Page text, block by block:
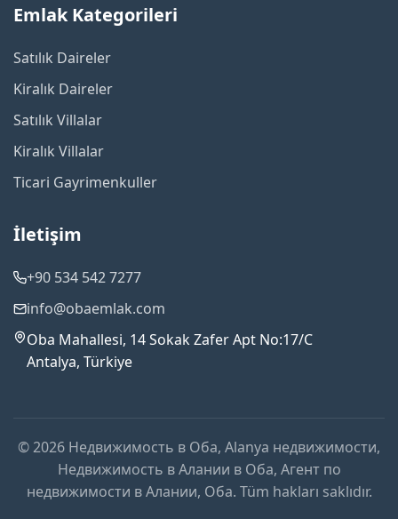
Emlak Kategorileri
Satılık Daireler
Kiralık Daireler
Satılık Villalar
Kiralık Villalar
Ticari Gayrimenkuller
İletişim
+90 534 542 7277
info@obaemlak.com
Oba Mahallesi, 14 Sokak Zafer Apt No:17/C
Antalya, Türkiye
© 2026 Недвижимость в Оба, Alanya недвижимости,
Недвижимость в Алании в Оба, Агент по
недвижимости в Алании, Оба. Tüm hakları saklıdır.